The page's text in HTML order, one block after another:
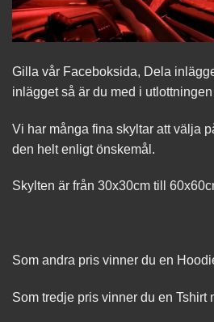
Gilla vår Faceboksida, Dela
inlägget så är du med i
Vi har många fina skyltar att välja
den helt enligt önskemål.
Skylten är från 30x30cm till
Som andra pris vinner du en
Som tredje pris vinner du en Tshirt